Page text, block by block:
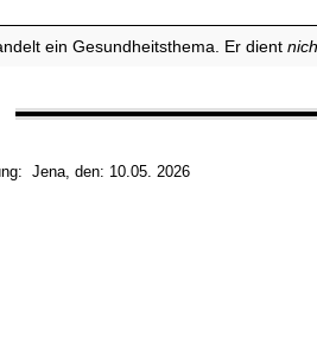
ein Gesundheitsthema. Er dient
Jena, den: 10.05. 2026